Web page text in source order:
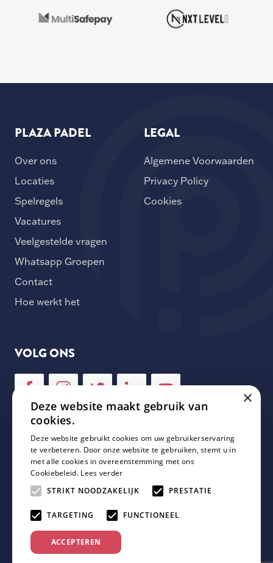
PLAZA PADEL
Over ons
Locaties
Spelregels
Vacatures
Veelgestelde vragen
Whatsapp Groepen
Contact
Hoe werkt het
LEGAL
Algemene Voorwaarden
Privacy Policy
Cookies
VOLG ONS
NIEUWSBRIEF
Schrijf je in voor onze nieuwsbrief en mis geen enkele
update van Plaza Padel!
×
Deze website maakt gebruik van
cookies.
Deze website gebruikt cookies om uw gebruikerservaring
te verbeteren. Door onze website te gebruiken, stemt u in
met alle cookies in overeenstemming met ons
Cookiebeleid. Lees verder
STRIKT NOODZAKELIJK
PRESTATIE
TARGETING FUNCTIONEEL
ACCEPTEREN